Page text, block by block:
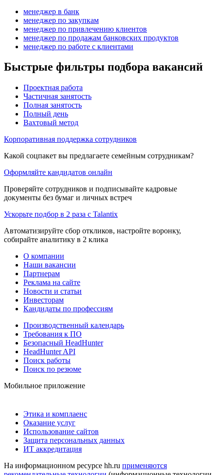
менеджер в банк
менеджер по закупкам
менеджер по привлечению клиентов
менеджер по продажам банковских продуктов
менеджер по работе с клиентами
Быстрые фильтры подбора вакансий
Проектная работа
Частичная занятость
Полная занятость
Полный день
Вахтовый метод
Корпоративная поддержка сотрудников
Какой соцпакет вы предлагаете семейным сотрудникам?
Оформляйте кандидатов онлайн
Проверяйте сотрудников и подписывайте кадровые
документы без бумаг и личных встреч
Ускорьте подбор в 2 раза с Talantix
Автоматизируйте сбор откликов, настройте воронку,
собирайте аналитику в 2 клика
О компании
Наши вакансии
Партнерам
Реклама на сайте
Новости и статьи
Инвесторам
Кандидаты по профессиям
Производственный календарь
Требования к ПО
Безопасный HeadHunter
HeadHunter API
Поиск работы
Поиск по резюме
Мобильное приложение
Этика и комплаенс
Оказание услуг
Использование сайтов
Защита персональных данных
ИТ аккредитация
На информационном ресурсе hh.ru применяются